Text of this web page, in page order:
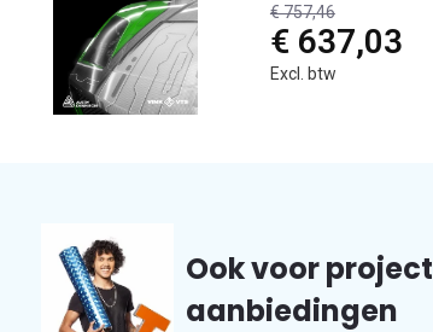
€ 757,46
€ 637,03
Excl. btw
Ook voor project
aanbiedingen